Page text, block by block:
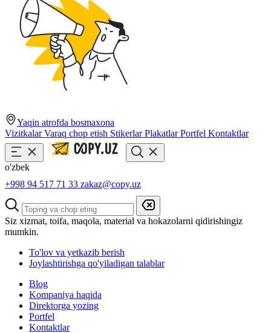
Yaqin atrofda bosmaxona
VizitkalarVaraq chop etish StikerlarPlakatlarPortfel Kontaktlar
o'zbek
+998 94 517 71 33 zakaz@copy.uz
Siz xizmat, toifa, maqola, material va hokazolarni qidirishingiz
mumkin.
To'lov va yetkazib berish
Joylashtirishga qo'yiladigan talablar
Blog
Kompaniya haqida
Direktorga yozing
Portfel
Kontaktlar